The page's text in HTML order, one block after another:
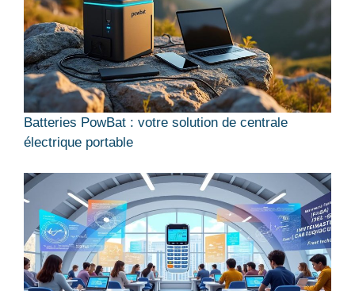
Batteries PowBat : votre solution de centrale
électrique portable